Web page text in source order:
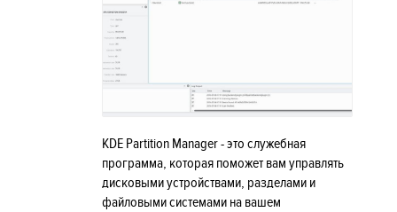
KDE Partition Manager - это служебная
программа, которая поможет вам управлять
дисковыми устройствами, разделами и
файловыми системами на вашем